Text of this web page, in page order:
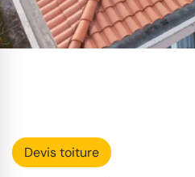
Devis toiture